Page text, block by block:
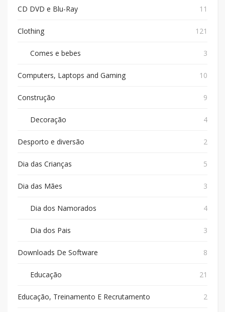
CD DVD e Blu-Ray 11
Clothing 121
Comes e bebes 3
Computers, Laptops and Gaming 10
Construção 9
Decoração 4
Desporto e diversão 2
Dia das Crianças 5
Dia das Mães 3
Dia dos Namorados 4
Dia dos Pais 3
Downloads De Software 8
Educação 21
Educação, Treinamento E Recrutamento 2